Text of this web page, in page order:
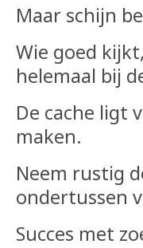
Maar schijn
Wie goed
helemaal bij
De cache ligt
maken.
Neem rustig
ondertussen
Succes met